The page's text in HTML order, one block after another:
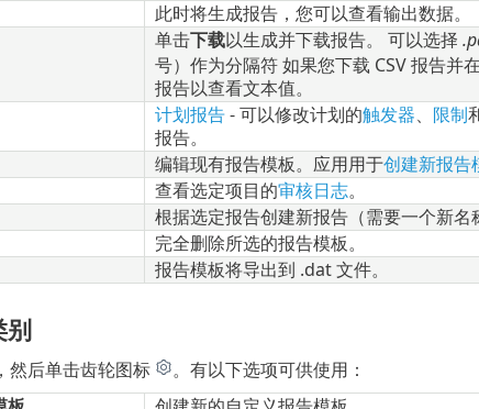
此时将生成报告，您可以查看输出数据。
单击下载以生成并下载报告。 可以选择
号）作为分隔符 如果您下载 CSV 报告并
报告以查看文本值。
计划报告- 可以修改计划的触发器、 限制
报告。
编辑现有报告模板。应用用于创建新报告
查看选定项目的审核日志。
根据选定报告创建新报告（需要一个新名
完全删除所选的报告模板。
报告模板将导出到 .dat 文件。
别
然后单击齿轮图标
。有以下选项可供使用：